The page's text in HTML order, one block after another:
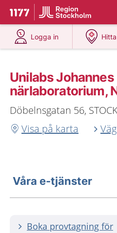
Till startsidan för 1177
Du har valt region
Logga in
på 1177.se
Unilabs Johannes
närlaboratorium,
Döbelnsgatan 56,
Visa på karta
Våra e-tjänster
Boka provtagning för